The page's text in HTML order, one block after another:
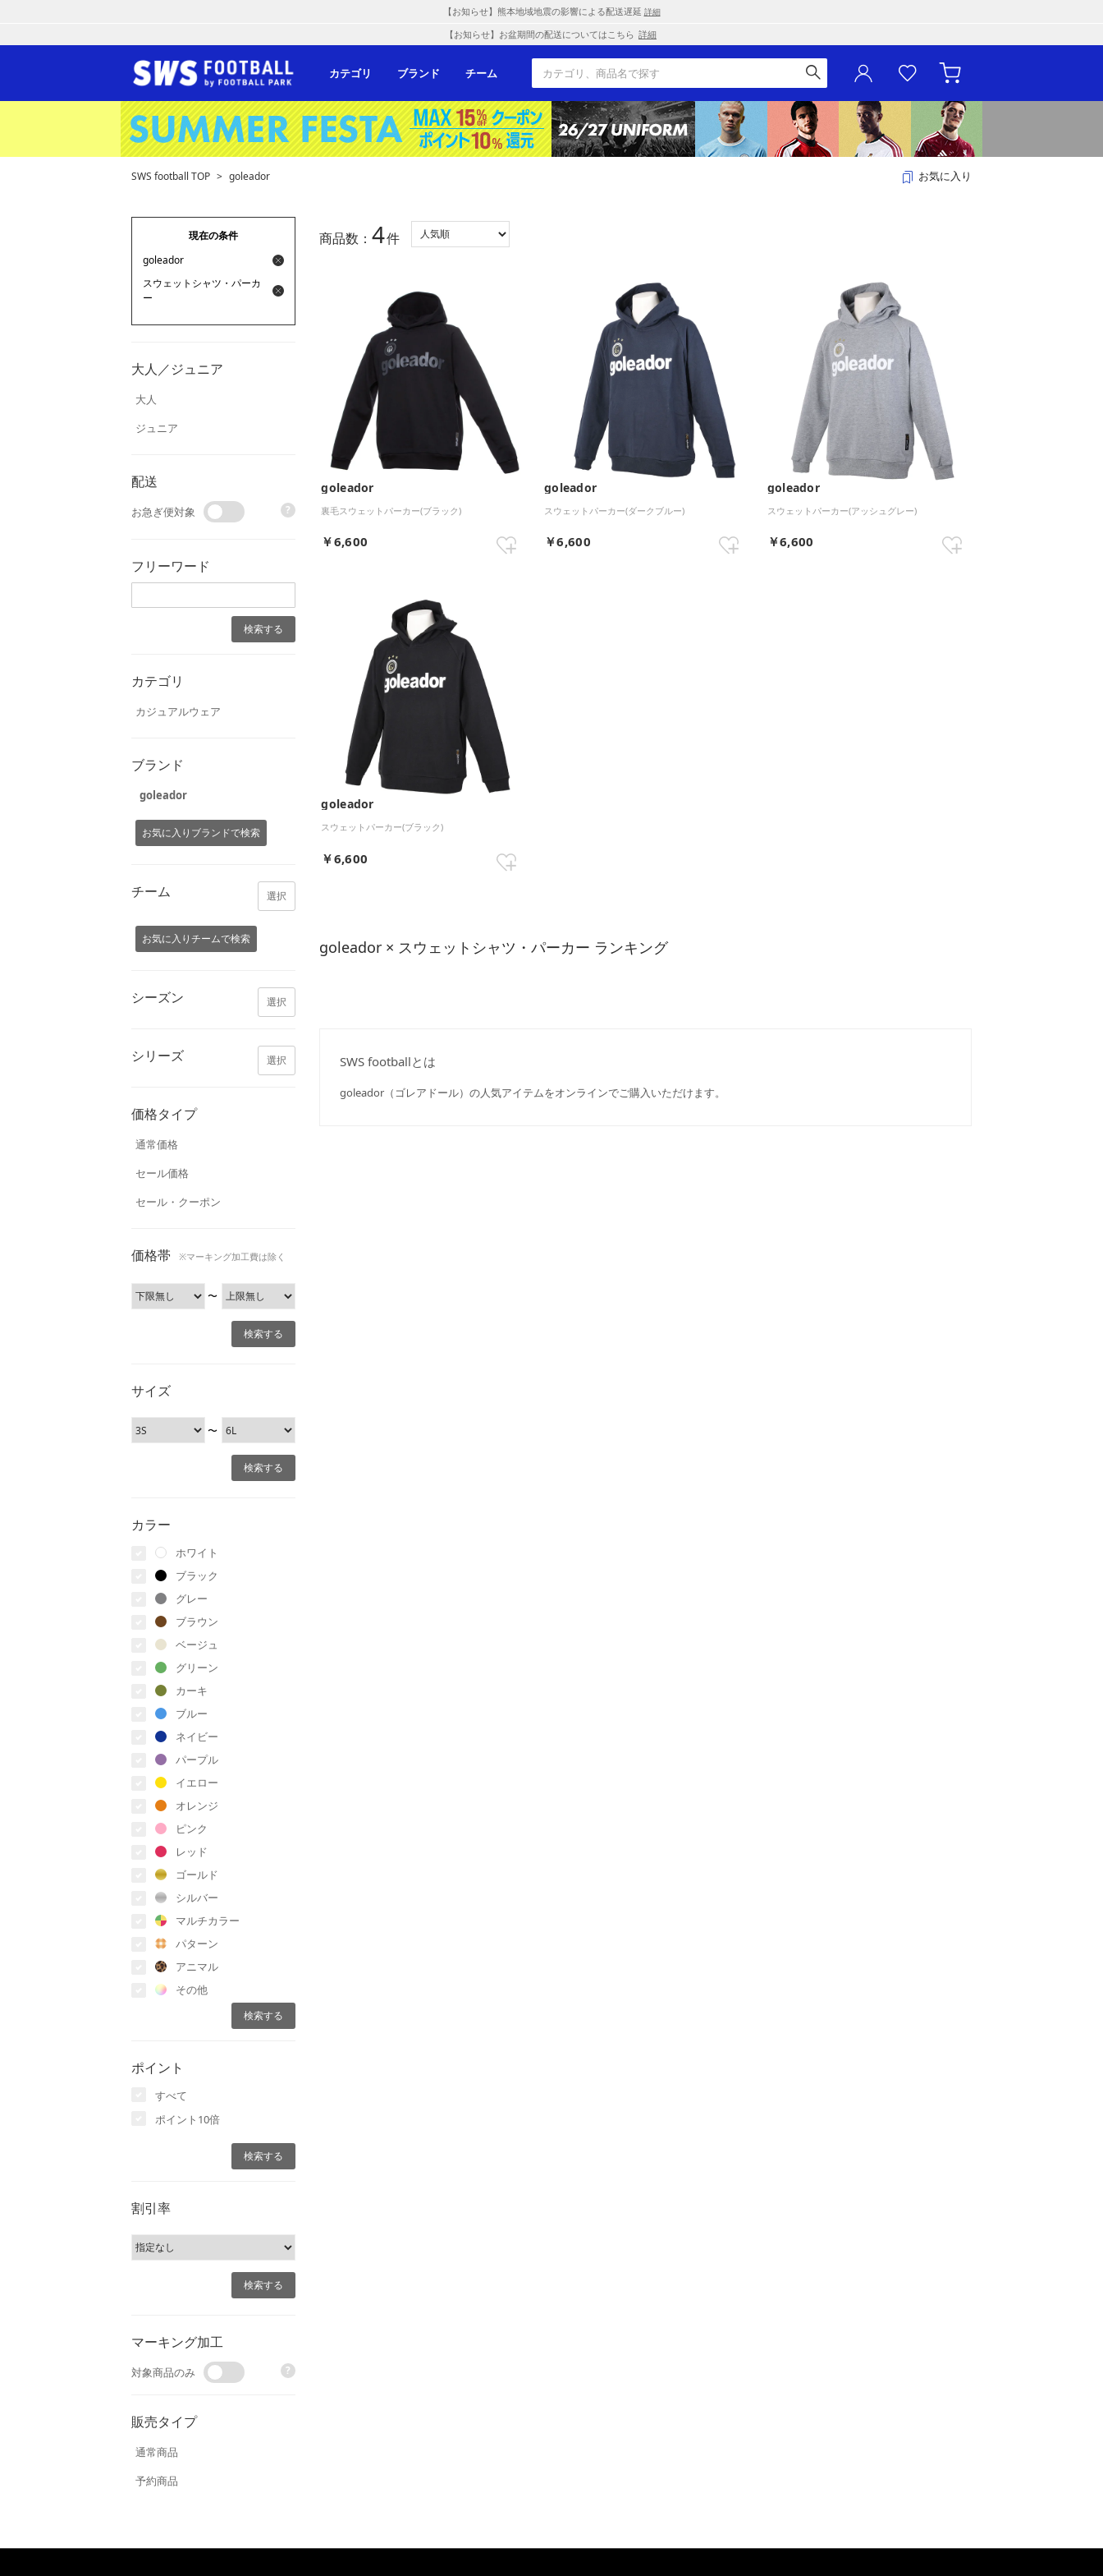
【お知らせ】熊本地域地震の影響による配送遅延 詳細
【お知らせ】お盆期間の配送についてはこちら 詳細
カテゴリ ブランド チーム
SWS football TOP > goleador お気に入り
現在の条件
goleador
スウェットシャツ・パーカ
ー
大人／ジュニア
大人
ジュニア
配送
お急ぎ便対象 ?
フリーワード
カテゴリ
カジュアルウェア
ブランド
goleador
お気に入りブランドで検索
チーム 選択
お気に入りチームで検索
シーズン 選択
シリーズ 選択
価格タイプ
通常価格
セール価格
セール・クーポン
価格帯 ※マーキング加工費は除く
〜
サイズ
〜
カラー
ホワイト
ブラック
グレー
ブラウン
ベージュ
グリーン
カーキ
ブルー
ネイビー
パープル
イエロー
オレンジ
ピンク
レッド
ゴールド
シルバー
マルチカラー
パターン
アニマル
その他
ポイント
すべて
ポイント10倍
割引率
マーキング加工
対象商品のみ ?
販売タイプ
通常商品
予約商品
商品数： 4件
goleador
裏毛スウェットパーカー(ブラック)
￥6,600
goleador
スウェットパーカー(ダークブルー)
￥6,600
goleador
スウェットパーカー(アッシュグレー)
￥6,600
goleador
スウェットパーカー(ブラック)
￥6,600
goleador × スウェットシャツ・パーカー ランキング
SWS footballとは
goleador（ゴレアドール）の人気アイテムをオンラインでご購入いただけます。